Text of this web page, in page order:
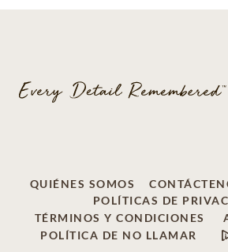
QUIÉNES SOMOS
POLÍTICAS DE
TÉRMINOS Y CONDICIONES
POLÍTICA DE NO LLAMAR